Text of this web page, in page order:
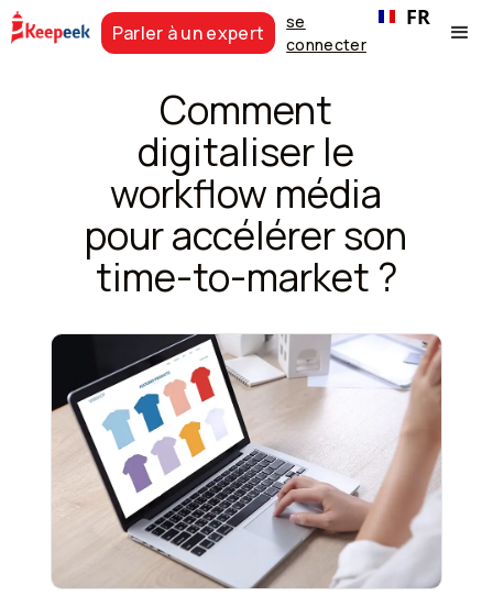
Parler à un expert
se
connecter
FR
Comment
digitaliser le
workflow média
pour accélérer son
time-to-market ?